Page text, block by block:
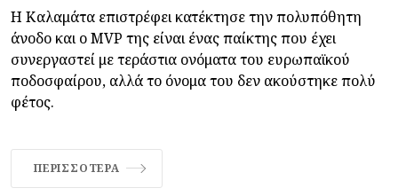
Η Καλαμάτα επιστρέφει κατέκτησε την πολυπόθητη
άνοδο και ο MVP της είναι ένας παίκτης που έχει
συνεργαστεί με τεράστια ονόματα του ευρωπαϊκού
ποδοσφαίρου, αλλά το όνομα του δεν ακούστηκε πολύ
φέτος.
ΠΕΡΙΣΣΌΤΕΡΑ